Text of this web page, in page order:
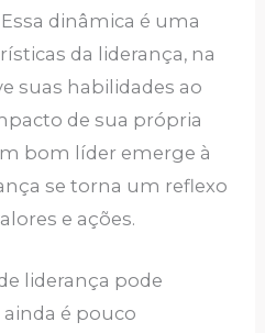
dinâmica é uma
da liderança, na
suas habilidades ao
de sua própria
bom líder emerge à
se torna um reflexo
e ações.
liderança pode
é pouco